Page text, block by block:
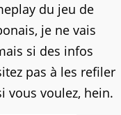
du jeu de
je ne vais
si des infos
pas à les refiler
vous voulez, hein.